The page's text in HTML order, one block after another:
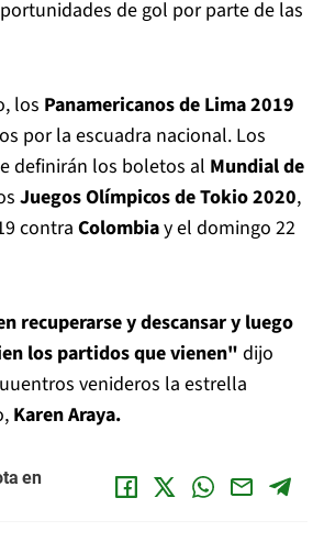
de gol por parte de las
los Panamericanos de Lima 2019
por la escuadra nacional. Los
definirán los boletos al Mundial de
Juegos Olímpicos de Tokio 2020,
contra Colombiay el domingo 22
recuperarse y descansar y luego
los partidos que vienen" dijo
venideros la estrella
Karen Araya.
en